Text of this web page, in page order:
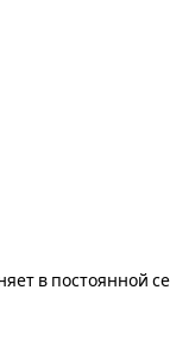
в постоянной